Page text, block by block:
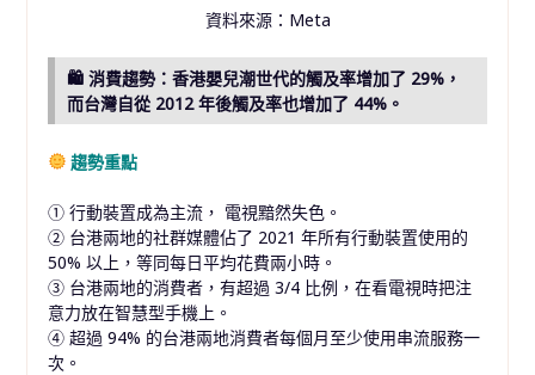
資料來源：Meta
🛍 消費趨勢：香港嬰兒潮世代的觸及率增加了 29%，
而台灣自從 2012 年後觸及率也增加了 44%。
趨勢重點
① 行動裝置成為主流， 電視黯然失色。
② 台港兩地的社群媒體佔了 2021 年所有行動裝置使用的
50% 以上，等同每日平均花費兩小時。
③ 台港兩地的消費者，有超過 3/4 比例，在看電視時把注
意力放在智慧型手機上。
④ 超過 94% 的台港兩地消費者每個月至少使用串流服務一
次。